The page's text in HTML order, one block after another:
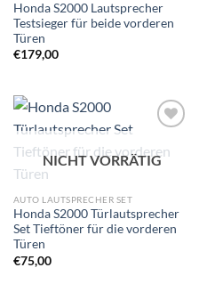
Honda S2000 Lautsprecher
Testsieger für beide vorderen
Türen
€179,00
Wunschliste
hinzufügen
NICHT VORRÄTIG
AUTO LAUTSPRECHER SET
Honda S2000 Türlautsprecher
Set Tieftöner für die vorderen
Türen
€75,00